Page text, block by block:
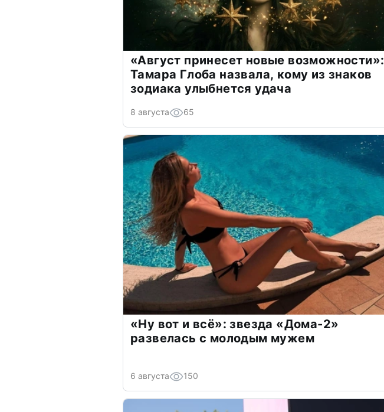
«Август принесет новые возможности»:
Тамара Глоба назвала, кому из знаков
зодиака улыбнется удача
8 августа 65
«Ну вот и всё»: звезда «Дома-2»
развелась с молодым мужем
6 августа 150